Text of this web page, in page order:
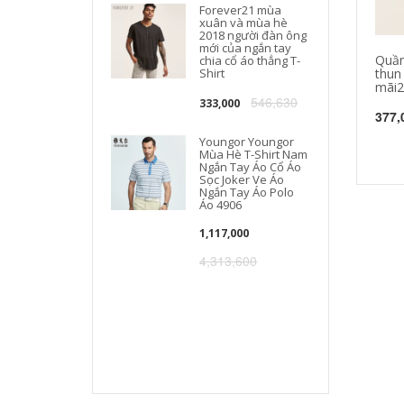
Forever21 mùa
xuân và mùa hè
2018 người đàn ông
mới của ngắn tay
chia cổ áo thẳng T-
Shirt
333,000 546,630
Youngor Youngor
Mùa Hè T-Shirt Nam
Ngắn Tay Áo Cổ Áo
Sọc Joker Ve Áo
Ngắn Tay Áo Polo
Áo 4906
1,117,000
4,313,600
thun